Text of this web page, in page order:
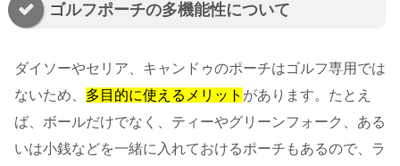
ゴルフポーチの多機能性について
ダイソーやセリア、キャンドゥのポーチはゴルフ専用では
ないため、 多目的に使えるメリット があります。たとえ
ば、ボールだけでなく、ティーやグリーンフォーク、ある
いは小銭などを一緒に入れておけるポーチもあるので、ラ